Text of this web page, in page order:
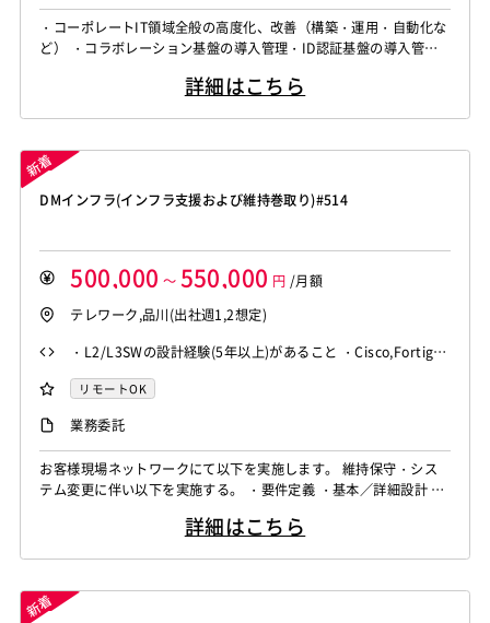
模のチームリード経験、またはリーダー候補としての主体
性・基本情報処理技術者相当の知識
・コーポレートIT領域全般の高度化、改善（構築・運用・自動化な
ど） ・コラボレーション基盤の導入管理・ID認証基盤の導入管理
ケーション更新管理・各種ツール開発 ・社内ユーザサポート・サ
詳細はこちら
DMインフラ(インフラ支援および維持巻取り)#514
500,000 ～ 550,000 円 /月額
テレワーク,品川(出社週1,2想定)
・L2/L3SWの設計経験(5年以上)があること ・Cisco,Fortigat
eの実務経験
リモートOK
業務委託
お客様現場ネットワークにて以下を実施します。 維持保守・シス
テム変更に伴い以下を実施する。 ・要件定義 ・基本／詳細設計 ・
器 ・Cisco(Nexus9000シリーズ、Cat2960、3650、3750、385
詳細はこちら